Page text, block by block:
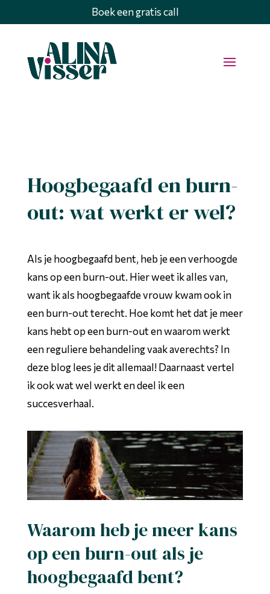
Boek een gratis call
Hoogbegaafd en burn-
out: wat werkt er wel?
Als je hoogbegaafd bent, heb je een verhoogde
kans op een burn-out. Hier weet ik alles van,
want ik als hoogbegaafde vrouw kwam ook in
een burn-out terecht. Hoe komt het dat je meer
kans hebt op een burn-out en waarom werkt
een reguliere behandeling vaak averechts? In
deze blog lees je dit allemaal! Daarnaast vertel
ik ook wat wel werkt en deel ik een
succesverhaal.
Waarom heb je meer kans
op een burn-out als je
hoogbegaafd bent?